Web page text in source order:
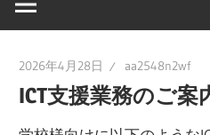
2026年4月28日 aa2548n2wf
ICT支援業務のご案